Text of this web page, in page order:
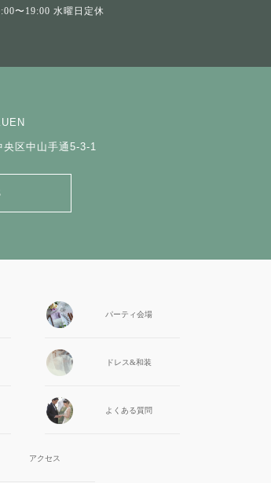
〜19:00 水曜日定休
央区中山手通5-3-1
パーティ会場
ドレス&和装
よくある質問
アクセス